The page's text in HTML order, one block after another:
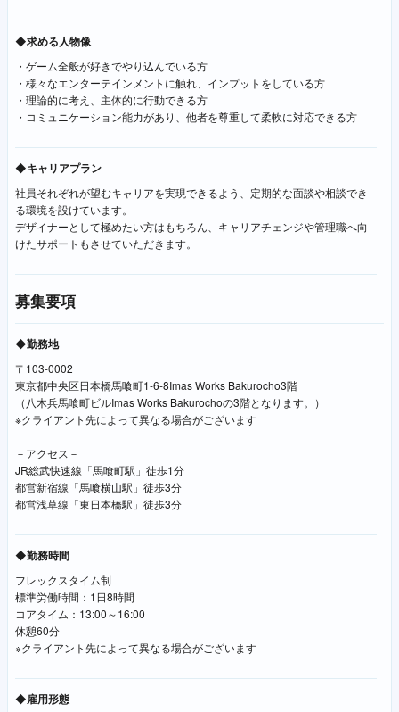
◆求める人物像
・ゲーム全般が好きでやり込んでいる方
・様々なエンターテインメントに触れ、インプットをしている方
・理論的に考え、主体的に行動できる方
・コミュニケーション能力があり、他者を尊重して柔軟に対応できる方
◆キャリアプラン
社員それぞれが望むキャリアを実現できるよう、定期的な面談や相談でき
る環境を設けています。
デザイナーとして極めたい方はもちろん、キャリアチェンジや管理職へ向
けたサポートもさせていただきます。
募集要項
◆勤務地
〒103-0002
東京都中央区日本橋馬喰町1-6-8Imas Works Bakurocho3階
（八木兵馬喰町ビルImas Works Bakurochoの3階となります。）
※クライアント先によって異なる場合がございます
－アクセス－
JR総武快速線「馬喰町駅」徒歩1分
都営新宿線「馬喰横山駅」徒歩3分
都営浅草線「東日本橋駅」徒歩3分
◆勤務時間
フレックスタイム制
標準労働時間：1日8時間
コアタイム：13:00～16:00
休憩60分
※クライアント先によって異なる場合がございます
◆雇用形態